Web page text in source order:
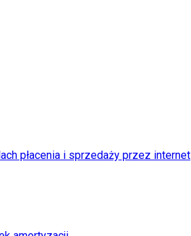
płacenia i sprzedaży przez internet